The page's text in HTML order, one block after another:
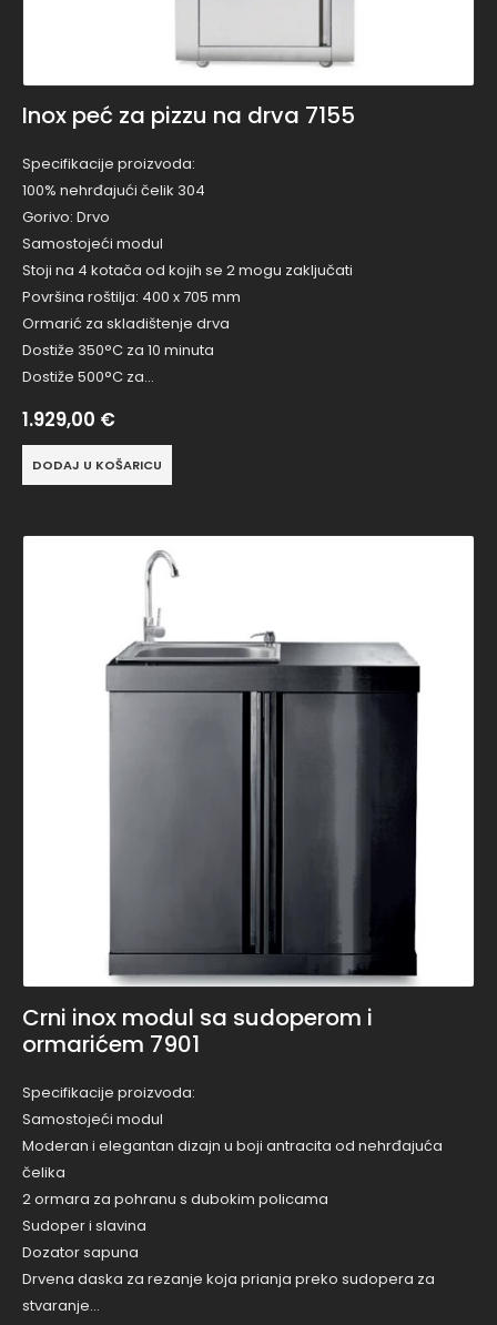
Inox peć za pizzu na drva 7155
Specifikacije proizvoda:
100% nehrđajući čelik 304
Gorivo: Drvo
Samostojeći modul
Stoji na 4 kotača od kojih se 2 mogu zaključati
Površina roštilja: 400 x 705 mm
Ormarić za skladištenje drva
Dostiže 350°C za 10 minuta
Dostiže 500°C za…
1.929,00 €
DODAJ U KOŠARICU
Crni inox modul sa sudoperom i
ormarićem 7901
Specifikacije proizvoda:
Samostojeći modul
Moderan i elegantan dizajn u boji antracita od nehrđajuća
čelika
2 ormara za pohranu s dubokim policama
Sudoper i slavina
Dozator sapuna
Drvena daska za rezanje koja prianja preko sudopera za
stvaranje…